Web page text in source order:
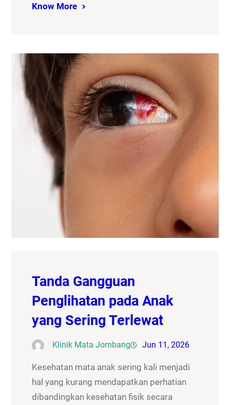
Know More
Tanda Gangguan
Penglihatan pada Anak
yang Sering Terlewat
Klinik Mata Jombang Jun 11, 2026
Kesehatan mata anak sering kali menjadi
hal yang kurang mendapatkan perhatian
dibandingkan kesehatan fisik secara